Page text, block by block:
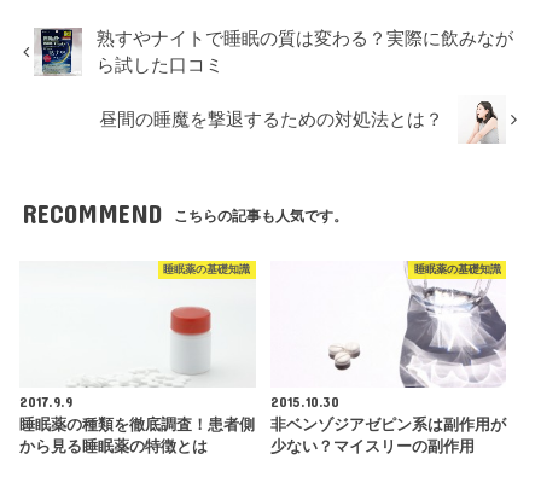
熟すやナイトで睡眠の質は変わる？実際に飲みなが
ら試した口コミ
昼間の睡魔を撃退するための対処法とは？
RECOMMEND こちらの記事も人気です。
睡眠薬の基礎知識
2017.9.9
睡眠薬の種類を徹底調査！患者側
から見る睡眠薬の特徴とは
睡眠薬の基礎知識
2015.10.30
非ベンゾジアゼピン系は副作用が
少ない？マイスリーの副作用